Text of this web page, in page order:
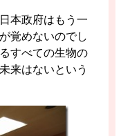
本政府はもう一
覚めないのでし
すべての生物の
来はないという